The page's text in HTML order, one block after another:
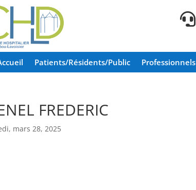

Patients/Résidents/Public Professionnels
FREDERIC
mars 28, 2025